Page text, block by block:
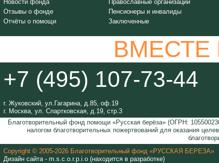
Новости фонда
Отзывы о фонде
Отчёты о помощи
Православные организации
Пенсионеры и инвалиды
Заключенные
+7 (495) 107-73-44
г. Жуковский, ул.Гагарина, д.85, оф.19
г. Москва, ул. Спартковская, д.19, стр.3
Благотворительный фонд помощи «Русская берёза» (ОГРН:
налогом благотворительных пожертвований для оказания
Copyright © 2005-2026 Благотворительный фонд «РУССКАЯ БЕРЕЗА»
Дизайн сайта - m.s.c.o.r.p.i.o (находится в разработке)